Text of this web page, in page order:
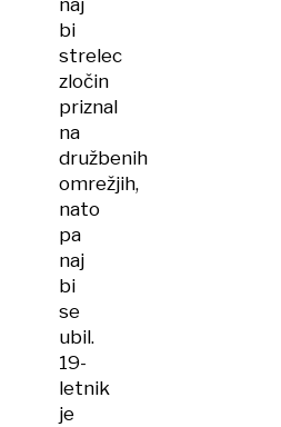
naj
bi
strelec
zločin
priznal
na
družbenih
omrežjih,
nato
pa
naj
bi
se
ubil.
19-
letnik
je